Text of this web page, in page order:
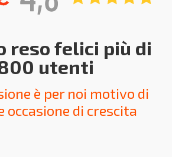
reso felici più di
utenti
è per noi motivo di
occasione di crescita